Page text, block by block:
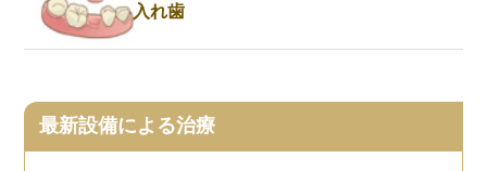
入れ歯
最新設備による治療